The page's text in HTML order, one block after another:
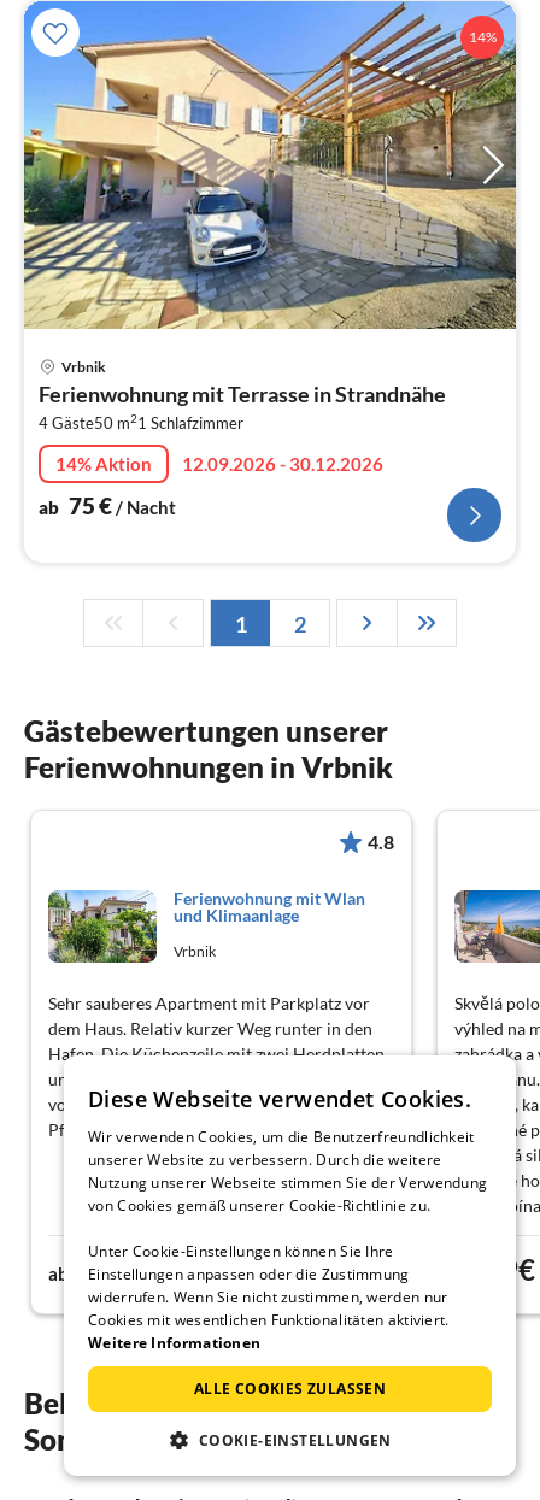
14%
Vrbnik
Ferienwohnung mit Terrasse in Strandnähe
4 Gäste50 m21 Schlafzimmer
14% Aktion
12.09.2026 - 30.12.2026
ab 75€/ Nacht
1 2
Gästebewertungen unserer
Ferienwohnungen in Vrbnik
4.8
Ferienwohnung mit Wlan
und Klimaanlage
Vrbnik
Sehr sauberes Apartment mit Parkplatz vor
dem Haus. Relativ kurzer Weg runter in den
Hafen. Die Küchenzeile mit zwei Herdplatten
und dem Kochgeschirr eignet sich Kochen
von Nudelgerichten oder einfachen
Pfannengerichten. Gerne wieder.
ab 60€ Nacht
Skvělá
výhled na
zahrádka
Vrbniku,
Pohodlné
starý, má
omezuje
jsme
a je velká.
79€
Beliebte Regionen und Orte für ihren
Sonderangebote in Vrbnik
Diese Webseite verwendet Cookies.
Wir verwenden Cookies, um die Benutzerfreundlichkeit
unserer Website zu verbessern. Durch die weitere
Nutzung unserer Webseite stimmen Sie der Verwendung
von Cookies gemäß unserer Cookie-Richtlinie zu.
Unter Cookie-Einstellungen können Sie Ihre
Einstellungen anpassen oder die Zustimmung
widerrufen. Wenn Sie nicht zustimmen, werden nur
Cookies mit wesentlichen Funktionalitäten aktiviert.
Weitere Informationen
ALLE COOKIES ZULASSEN
COOKIE-EINSTELLUNGEN